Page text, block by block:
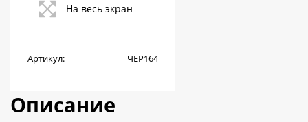
На весь экран
Артикул: ЧЕР164
Описание